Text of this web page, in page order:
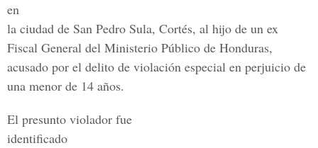
en
la ciudad de San Pedro Sula, Cortés, al hijo de un ex
Fiscal General del Ministerio Público de Honduras,
acusado por el delito de violación especial en perjuicio de
una menor de 14 años.
El presunto violador fue
identificado